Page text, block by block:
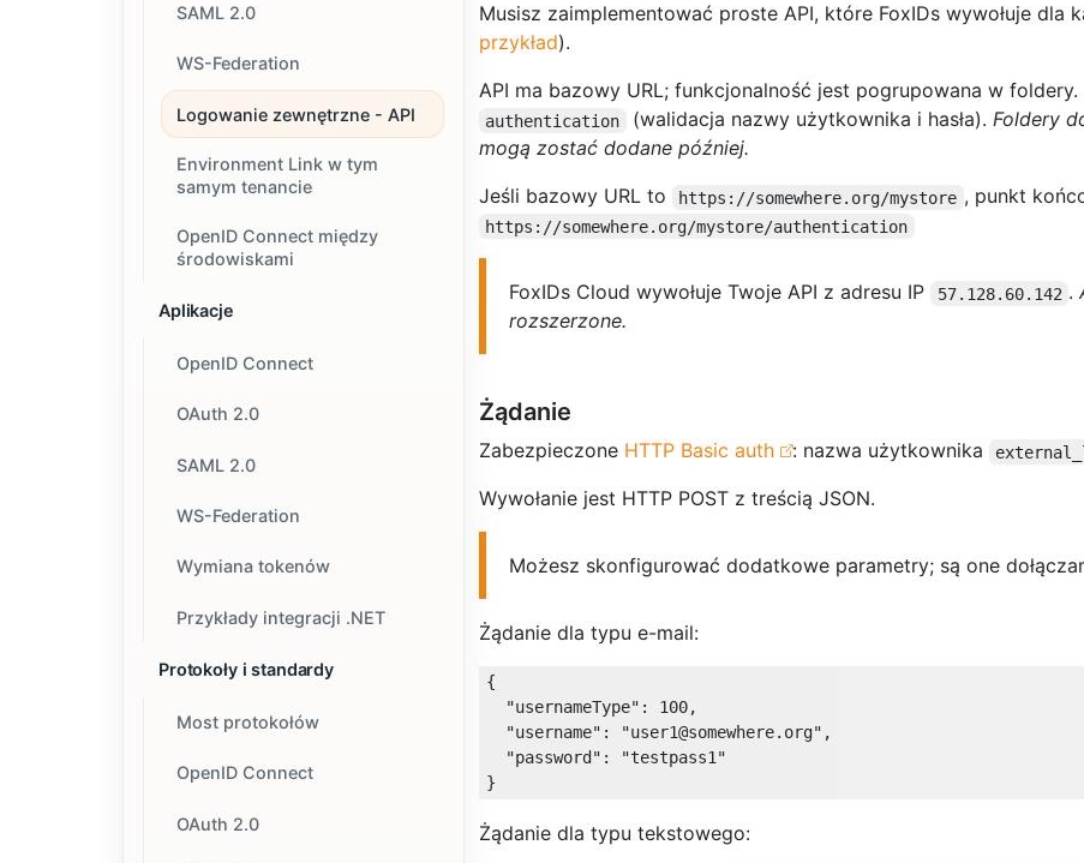
SAML 2.0
WS-Federation
Logowanie zewnętrzne - API
Environment Link w tym
samym tenancie
OpenID Connect między
środowiskami
Aplikacje
OpenID Connect
OAuth 2.0
SAML 2.0
WS-Federation
Wymiana tokenów
Przykłady integracji .NET
Protokoły i standardy
Most protokołów
OpenID Connect
OAuth 2.0
Musisz zaimplementować proste API, które FoxIDs wywołuje dla
przykład).
API ma bazowy URL; funkcjonalność jest pogrupowana w
authentication (walidacja nazwy użytkownika i hasła). Foldery
mogą zostać dodane później.
Jeśli bazowy URL to
https://somewhere.org/mystore , punkt
https://somewhere.org/mystore/authentication
FoxIDs Cloud wywołuje Twoje API z adresu IP 57.128.60.142 .
rozszerzone.
Żądanie
Zabezpieczone HTTP Basic auth : nazwa użytkownika
Wywołanie jest HTTP POST z treścią JSON.
Możesz skonfigurować dodatkowe parametry; są one
Żądanie dla typu e-mail:
{
"usernameType" : 100,
"username" : "user1@somewhere.org" ,
"password" :
"testpass1"
Żądanie dla typu tekstowego: